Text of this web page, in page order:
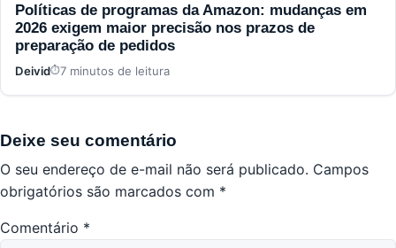
Políticas de programas da Amazon: mudanças em
2026 exigem maior precisão nos prazos de
preparação de pedidos
Deivid 7 minutos de leitura
Deixe seu comentário
O seu endereço de e-mail não será publicado. Campos
obrigatórios são marcados com *
Comentário *